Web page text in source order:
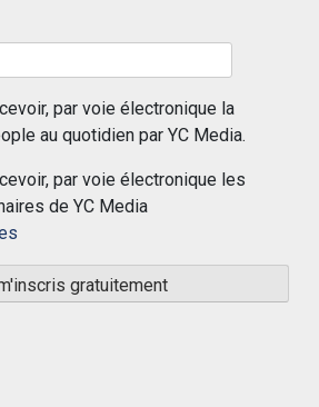
par voie électronique la
au quotidien par YC Media.
par voie électronique les
de YC Media